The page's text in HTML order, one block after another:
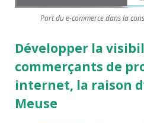
Part du e-commerce dans la
Développer la
commerçants de
internet, la raison
Meuse